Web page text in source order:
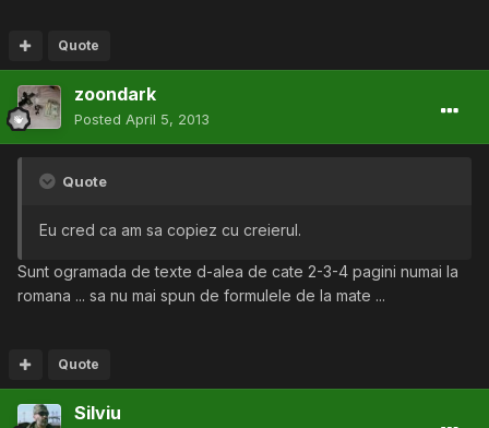
Quote
zoondark
Posted April 5, 2013
Quote
Eu cred ca am sa copiez cu creierul.
Sunt ogramada de texte d-alea de cate 2-3-4 pagini numai la
romana ... sa nu mai spun de formulele de la mate ...
Quote
Silviu